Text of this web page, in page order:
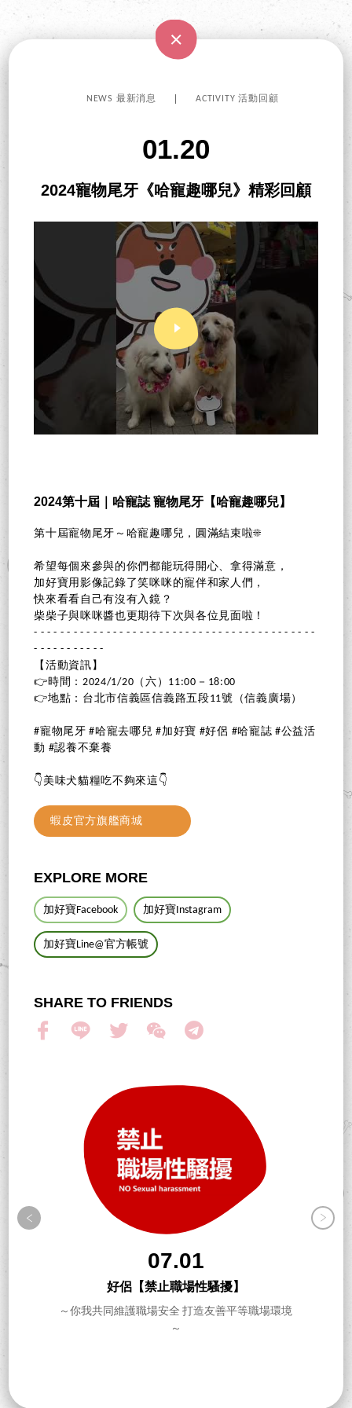
NEWS 最新消息 ACTIVITY 活動回顧
01.20
2024寵物尾牙《哈寵趣哪兒》精彩回顧
2024第十屆｜哈寵誌 寵物尾牙【哈寵趣哪兒】
第十屆寵物尾牙～哈寵趣哪兒，圓滿結束啦☀️
希望每個來參與的你們都能玩得開心、拿得滿意，
加好寶用影像記錄了笑咪咪的寵伴和家人們，
快來看看自己有沒有入鏡？
柴柴子與咪咪醬也更期待下次與各位見面啦！
- - - - - - - - - - - - - - - - - - - - - - - - - - - - - - - - - - - - - - - - - - -
- - - - - - - - - - -
【活動資訊】
👉時間：2024/1/20（六）11:00－18:00
👉地點：台北市信義區信義路五段11號（信義廣場）
#寵物尾牙 #哈寵去哪兒 #加好寶 #好侶 #哈寵誌 #公益活
動 #認養不棄養
👇美味犬貓糧吃不夠來這👇
蝦皮官方旗艦商城
EXPLORE MORE
加好寶Facebook 加好寶Instagram
加好寶Line@官方帳號
SHARE TO FRIENDS
07.01
好侶【禁止職場性騷擾】
～你我共同維護職場安全 打造友善平等職場環境
～